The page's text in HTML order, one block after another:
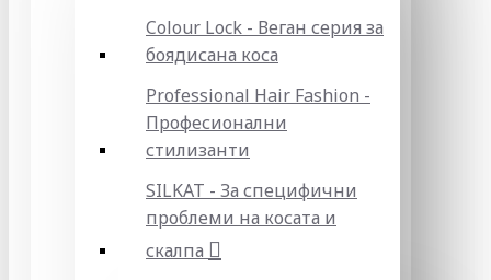
Colour Lock - Веган серия за
боядисана коса
Professional Hair Fashion -
Професионални
стилизанти
SILKAT - За специфични
проблеми на косата и
скалпа